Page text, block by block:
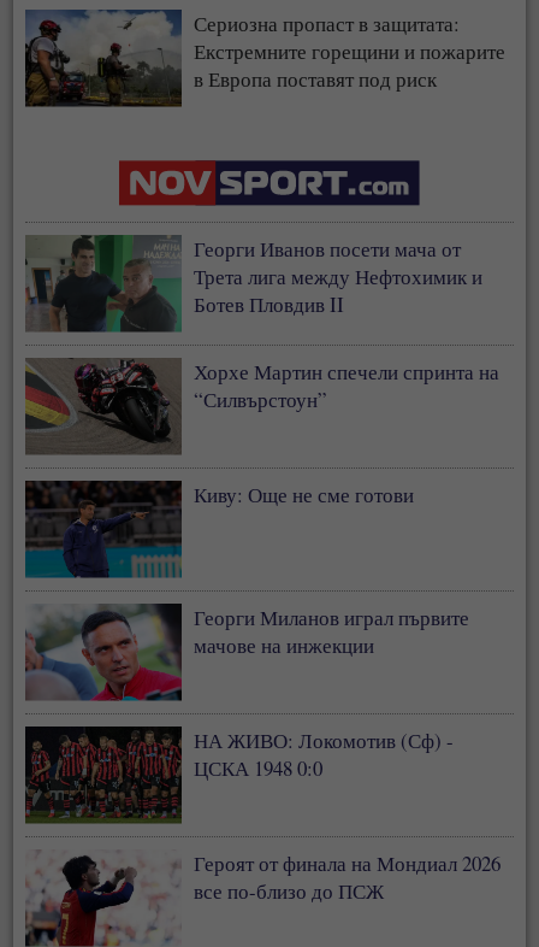
Сериозна пропаст в защитата:
Екстремните горещини и пожарите
в Европа поставят под риск
Георги Иванов посети мача от
Трета лига между Нефтохимик и
Ботев Пловдив II
Хорхе Мартин спечели спринта на
“Силвърстоун”
Киву: Още не сме готови
Георги Миланов играл първите
мачове на инжекции
НА ЖИВО: Локомотив (Сф) -
ЦСКА 1948 0:0
Героят от финала на Мондиал 2026
все по-близо до ПСЖ